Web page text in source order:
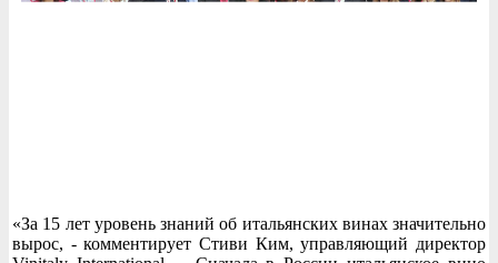
«За 15 лет уровень знаний об итальянских винах значительно
вырос, - комментирует Стиви Ким, управляющий директор